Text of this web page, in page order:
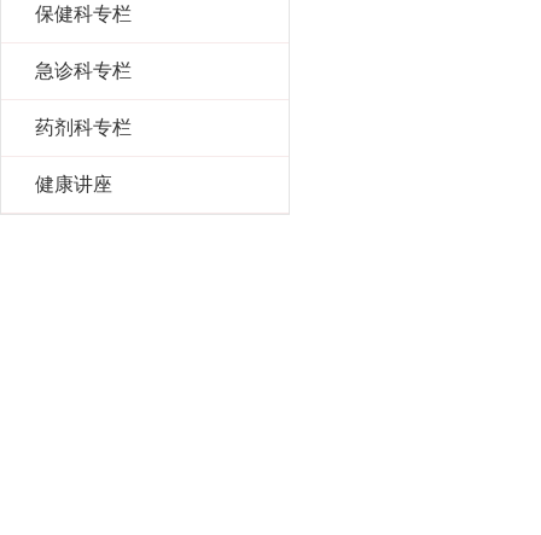
保健科专栏
急诊科专栏
药剂科专栏
健康讲座